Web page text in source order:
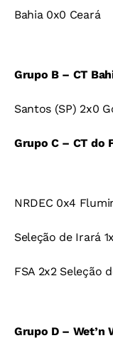
Bahia 0x0 Ceará
Grupo B – CT
Santos (SP) 2x0
Grupo C – CT do
NRDEC 0x4
Seleção de Irará
FSA 2x2 Seleção
Grupo D – Wet’n